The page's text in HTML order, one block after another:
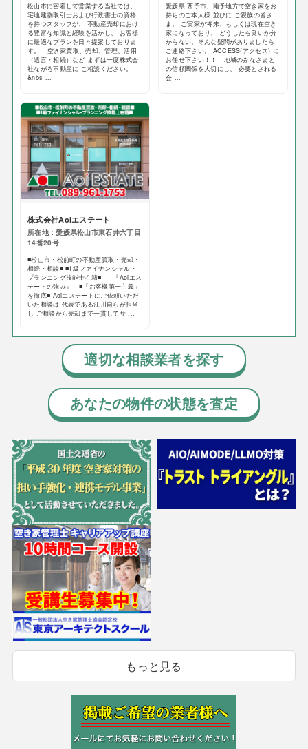
松山市に密着して営業する当社では、
宅地建物取引士および行政書士の資格
を持つスタッフが、 不動産売却におけ
る豊富な知識と経験を活かし、 お客様
に最適なプランを日々提案しておりま
す。 空き家買取、売却、管理、活用
（遺言・相続）など まずは一度株式会
社ながろ不動産に ご相談ください。
&nbs ...
愛媛県 西予市、南予地方で空き家をお
持ちのご本人様 並びに ご親族の皆さ
ま。 ご実家が将来、もしくは現在空き
家になっており、 どうしたら良いか分
からない。そんな疑問がありましたら
ご連絡下さい。 ACCESS(アクセス) に
お任せ下さい！！ 地域のみなさまと
の信頼関係を大切にし、 必要とされる
会 ...
株式会社Aoiエステート
所在地：愛媛県松山市東石井六丁目
14番20号
■松山市・松前町の不動産買取・売却・
相続・相談■ ■1級ファイナンシャル・
プランニング技能士在籍■ 『Aoiエス
テートの強み』 ■「お客様第一主義」
を徹底■ Aoiエステートにご依頼いただ
いた相談は 代表である江川自らが担当
し ご相談から売却まで一貫してサ ...
適切な相談業者を探す
あなたの物件の状態を査定
もっと見る